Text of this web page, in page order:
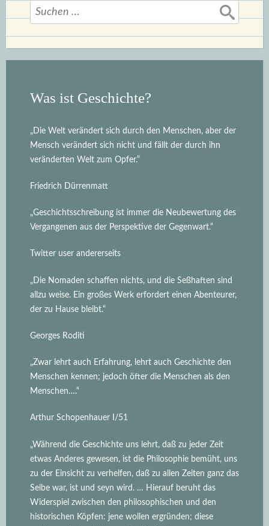
Suchen
nach:
Was ist Geschichte?
„Die Welt verändert sich durch den Menschen, aber der
Mensch verändert sich nicht und fällt der durch ihn
veränderten Welt zum Opfer.“
Friedrich Dürrenmatt
„Geschichtsschreibung ist immer die Neubewertung des
Vergangenen aus der Perspektive der Gegenwart.“
Twitter user andererseits
„Die Nomaden schaffen nichts, und die Seßhaften sind
allzu weise. Ein großes Werk erfordert einen Abenteurer,
der zu Hause bleibt.“
Georges Roditi
„Zwar lehrt auch Erfahrung, lehrt auch Geschichte den
Menschen kennen; jedoch öfter die Menschen als den
Menschen….“
Arthur Schopenhauer I/51
„Während die Geschichte uns lehrt, daß zu jeder Zeit
etwas Anderes gewesen, ist die Philosophie bemüht, uns
zu der Einsicht zu verhelfen, daß zu allen Zeiten ganz das
Selbe war, ist und seyn wird. … Hierauf beruht das
Widerspiel zwischen den philosophischen und den
historischen Köpfen: jene wollen ergründen; diese